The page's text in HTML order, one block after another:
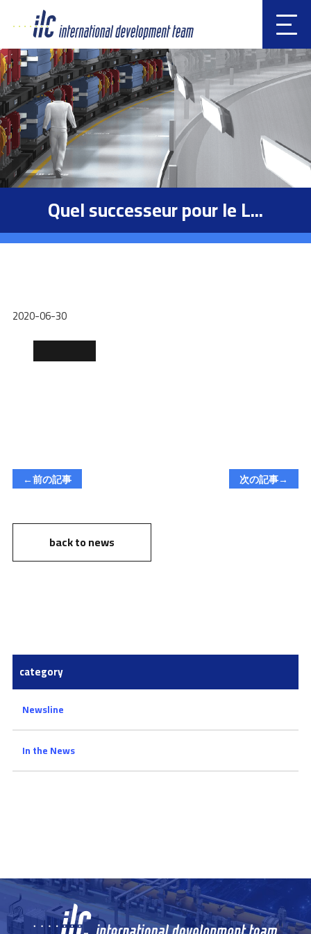
Clic
Quel successeur pour le L...
2020-06-30
←前の記事 次の記事→
back to news
category
Newsline
In the News